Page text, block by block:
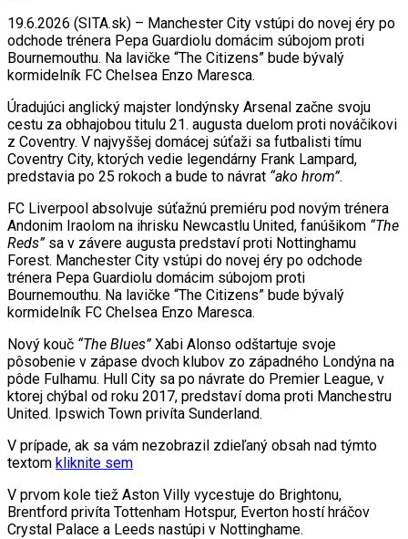
19.6.2026 (SITA.sk) – Manchester City vstúpi do novej éry po
odchode trénera Pepa Guardiolu domácim súbojom proti
Bournemouthu. Na lavičke “The Citizens” bude bývalý
kormidelník FC Chelsea Enzo Maresca.
Úradujúci anglický majster londýnsky Arsenal začne svoju
cestu za obhajobou titulu 21. augusta duelom proti nováčikovi
z Coventry. V najvyššej domácej súťaži sa futbalisti tímu
Coventry City, ktorých vedie legendárny Frank Lampard,
predstavia po 25 rokoch a bude to návrat “ako hrom”.
FC Liverpool absolvuje súťažnú premiéru pod novým trénera
Andonim Iraolom na ihrisku Newcastlu United, fanúšikom “The
Reds”sa v závere augusta predstaví proti Nottinghamu
Forest. Manchester City vstúpi do novej éry po odchode
trénera Pepa Guardiolu domácim súbojom proti
Bournemouthu. Na lavičke “The Citizens” bude bývalý
kormidelník FC Chelsea Enzo Maresca.
Nový kouč “The Blues”Xabi Alonso odštartuje svoje
pôsobenie v zápase dvoch klubov zo západného Londýna na
pôde Fulhamu. Hull City sa po návrate do Premier League, v
ktorej chýbal od roku 2017, predstaví doma proti Manchestru
United. Ipswich Town privíta Sunderland.
V prípade, ak sa vám nezobrazil zdieľaný obsah nad týmto
textom kliknite sem
V prvom kole tiež Aston Villy vycestuje do Brightonu,
Brentford privíta Tottenham Hotspur, Everton hostí hráčov
Crystal Palace a Leeds nastúpi v Nottinghame.